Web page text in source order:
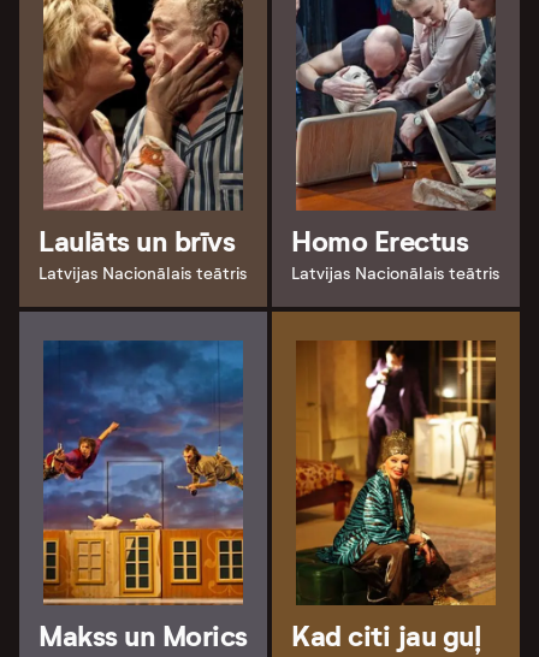
Laulāts un brīvs
Latvijas Nacionālais teātris
Homo Erectus
Latvijas Nacionālais teātris
Makss un Morics Kad citi jau guļ